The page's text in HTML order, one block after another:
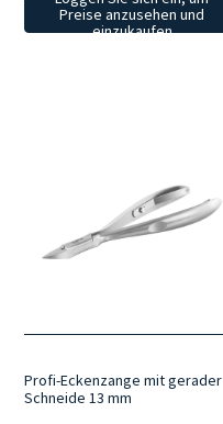
Preise anzusehen und
einzukaufen
Profi-Eckenzange mit gerader
Schneide 13 mm